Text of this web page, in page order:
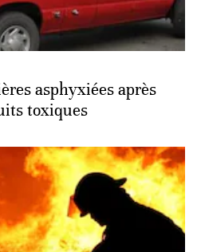
asphyxiées après
toxiques